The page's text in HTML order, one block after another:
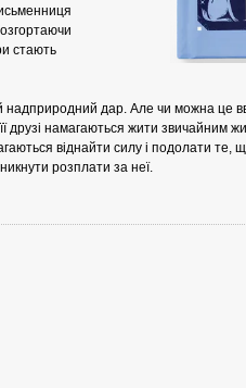
стають
надприродний дар. Але чи можна це
намагаються жити звичайним
віднайти силу і подолати
розплати за неї.